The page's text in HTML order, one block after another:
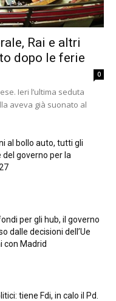
Rai e altri
dopo le ferie
0
Ieri l’ultima seduta
aveva già suonato al
al bollo auto, tutti gli
governo per la
per gli hub, il governo
dalle decisioni dell’Ue
con Madrid
tiene Fdi, in calo il Pd.